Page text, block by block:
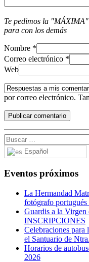
Te pedimos la
para con los demás
Nombre *
Correo electrónico *
Web
por correo electrónico.
Español
Eventos próximos
La Hermandad
fotógrafo
Guardis a la
INSCRIPCIONES
Celebraciones para
el Santuario de
Horarios de
2026